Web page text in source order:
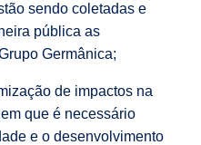
sendo coletadas e
pública as
Germânica;
de impactos na
que é necessário
e o desenvolvimento